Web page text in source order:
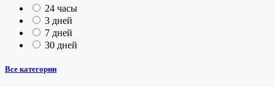
24 часы
3 дней
7 дней
30 дней
Все категории